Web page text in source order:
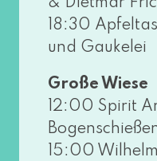
& Dietmar
18:30
und Gaukelei
Große Wiese
12:00 Spirit
15:00